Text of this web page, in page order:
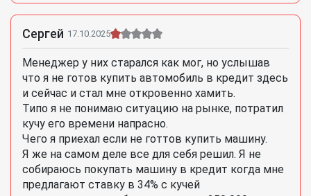
Сергей 17.10.2025
Менеджер у них старался как мог, но услышав
что я не готов купить автомобиль в кредит здесь
и сейчас и стал мне откровенно хамить.
Типо я не понимаю ситуацию на рынке, потратил
кучу его времени напрасно.
Чего я приехал если не готтов купить машину.
Я же на самом деле все для себя решил. Я не
собираюсь покупать машину в кредит когда мне
предлагают ставку в 34% с кучей